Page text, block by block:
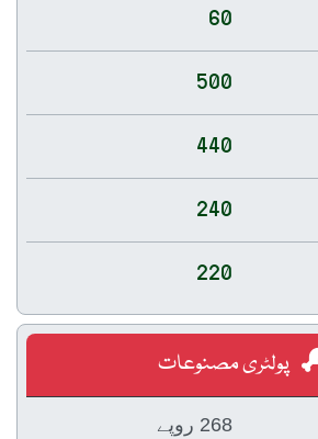
60
500
440
240
220
پولٹری مصنوعات
268 روپے